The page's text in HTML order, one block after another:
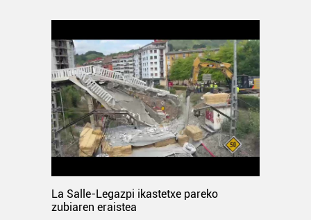
La Salle-Legazpi ikastetxe pareko
zubiaren eraistea